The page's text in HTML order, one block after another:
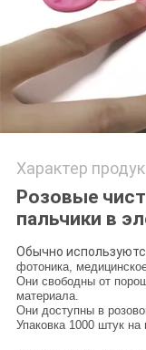
Характер
Розовые
пальчики в
Обычно
фотоника,
Они свободны от
материала.
Они доступны в
Упаковка 1000 штук